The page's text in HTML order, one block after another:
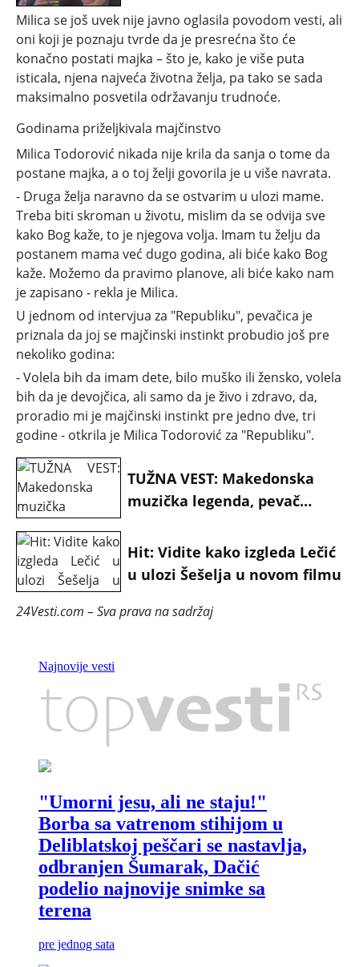
pokazali kako luduju nakon
Anastasijinog porođaja
Milica se još uvek nije javno oglasila povodom vesti, ali
oni koji je poznaju tvrde da je presrećna što će
konačno postati majka – što je, kako je više puta
isticala, njena najveća životna želja, pa tako se sada
maksimalno posvetila održavanju trudnoće.
Godinama priželjkivala majčinstvo
Milica Todorović nikada nije krila da sanja o tome da
postane majka, a o toj želji govorila je u više navrata.
- Druga želja naravno da se ostvarim u ulozi mame.
Treba biti skroman u životu, mislim da se odvija sve
kako Bog kaže, to je njegova volja. Imam tu želju da
postanem mama već dugo godina, ali biće kako Bog
kaže. Možemo da pravimo planove, ali biće kako nam
je zapisano - rekla je Milica.
U jednom od intervjua za "Republiku", pevačica je
priznala da joj se majčinski instinkt probudio još pre
nekoliko godina:
- Volela bih da imam dete, bilo muško ili žensko, volela
bih da je devojčica, ali samo da je živo i zdravo, da,
proradio mi je majčinski instinkt pre jedno dve, tri
godine - otkrila je Milica Todorović za "Republiku".
TUŽNA VEST: Makedonska
muzička legenda, pevač
66. godini
Hit: Vidite kako izgleda Lečić
u ulozi Šešelja u novom filmu
24Vesti.com – Sva prava na sadržaj